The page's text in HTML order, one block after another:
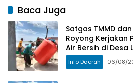
Nardianto Terus
Dikebut Satgas
TMMD Ke-129
Baca Juga
Satgas TMMD
Royong Kerjakan
Air Bersih di Desa
Info Daerah 06/08/